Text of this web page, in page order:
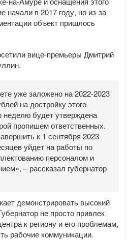
начали в 2017 году, но из-за
объект пришлось
вице-премьеры Дмитрий
уже заложено на 2022-2023
на достройку этого
будет утверждена
пропишем ответственных.
к 1 сентября 2023
уйдет на работы по
персоналом и
– рассказал губернатор
демонстрировать высокий
не просто привлек
к региону и его проблемам,
рабочие коммуникации.